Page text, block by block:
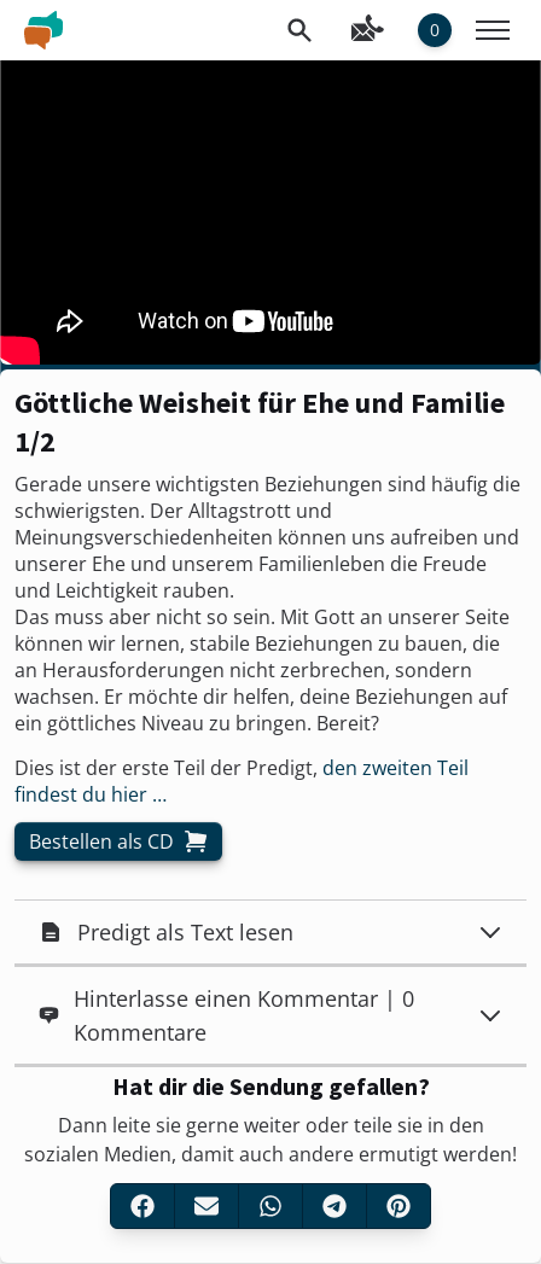
0
Göttliche Weisheit für Ehe und Familie
1/2
Gerade unsere wichtigsten Beziehungen sind häufig die
schwierigsten. Der Alltagstrott und
Meinungsverschiedenheiten können uns aufreiben und
unserer Ehe und unserem Familienleben die Freude
und Leichtigkeit rauben.
Das muss aber nicht so sein. Mit Gott an unserer Seite
können wir lernen, stabile Beziehungen zu bauen, die
an Herausforderungen nicht zerbrechen, sondern
wachsen. Er möchte dir helfen, deine Beziehungen auf
ein göttliches Niveau zu bringen. Bereit?
Dies ist der erste Teil der Predigt, den zweiten Teil
findest du hier …
Bestellen als CD
Predigt als Text lesen
Hinterlasse einen Kommentar | 0
Kommentare
Hat dir die Sendung gefallen?
Dann leite sie gerne weiter oder teile sie in den
sozialen Medien, damit auch andere ermutigt werden!